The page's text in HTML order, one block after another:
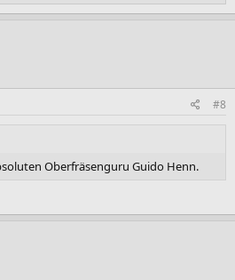
#8
Oberfräsenguru Guido Henn.